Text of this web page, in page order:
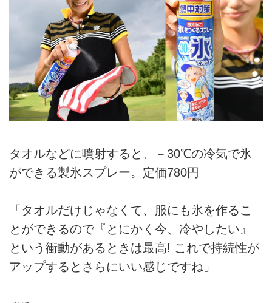
タオルなどに噴射すると、－30℃の冷気で氷
ができる製氷スプレー。定価780円
「タオルだけじゃなくて、服にも氷を作るこ
とができるので『とにかく今、冷やしたい』
という衝動があるときは最高! これで持続性が
アップするとさらにいい感じですね」